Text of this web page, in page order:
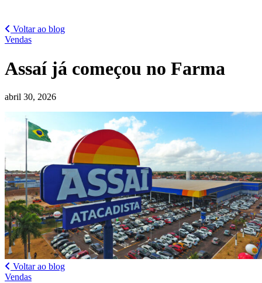
Voltar ao blog
Vendas
Assaí já começou no Farma
abril 30, 2026
Voltar ao blog
Vendas